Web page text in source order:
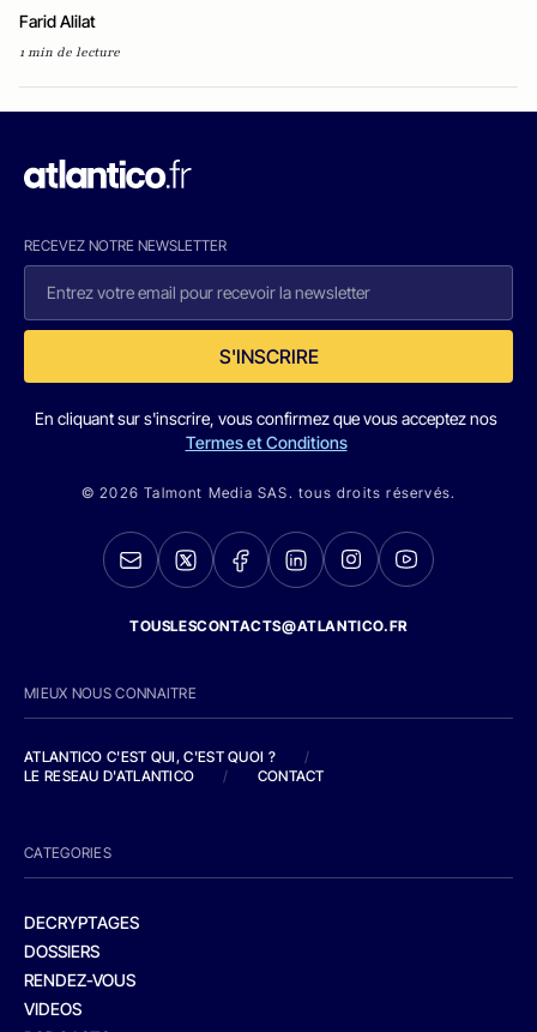
Farid Alilat
1 min de lecture
RECEVEZ NOTRE NEWSLETTER
S'INSCRIRE
En cliquant sur s'inscrire, vous confirmez que vous acceptez nos
Termes et Conditions
© 2026 Talmont Media SAS. tous droits réservés.
TOUSLESCONTACTS@ATLANTICO.FR
MIEUX NOUS CONNAITRE
ATLANTICO C'EST QUI, C'EST QUOI ?
/
LE RESEAU D'ATLANTICO
/ CONTACT
CATEGORIES
DECRYPTAGES
DOSSIERS
RENDEZ-VOUS
VIDEOS